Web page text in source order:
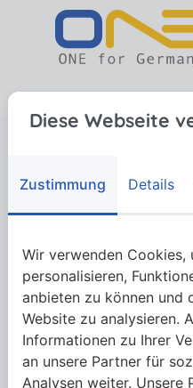
DIN 3405
DIN 3405 Trichter-
Mehr
Diese Webseite
Zustimmung Details
Wir verwenden Cookies,
personalisieren,
anbieten zu können und
Website zu analysieren.
Informationen zu Ihrer
an unsere Partner für
Analysen weiter. Unsere